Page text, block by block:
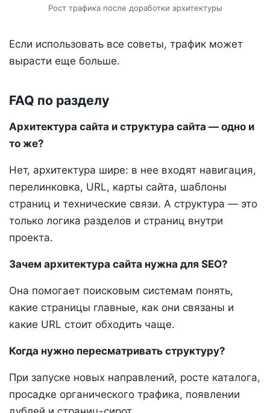
Рост трафика после доработки архитектуры
Если использовать все советы, трафик может
вырасти еще больше.
FAQ по разделу
Архитектура сайта и структура сайта — одно и
то же?
Нет, архитектура шире: в нее входят навигация,
перелинковка, URL, карты сайта, шаблоны
страниц и технические связи. А структура — это
только логика разделов и страниц внутри
проекта.
Зачем архитектура сайта нужна для SEO?
Она помогает поисковым системам понять,
какие страницы главные, как они связаны и
какие URL стоит обходить чаще.
Когда нужно пересматривать структуру?
При запуске новых направлений, росте каталога,
просадке органического трафика, появлении